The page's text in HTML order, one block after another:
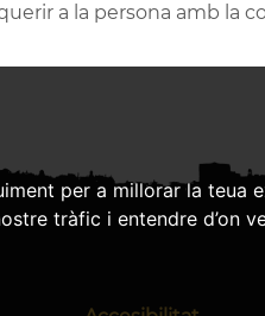
per a millorar la
tràfic i entendre d’on
a la persona amb la